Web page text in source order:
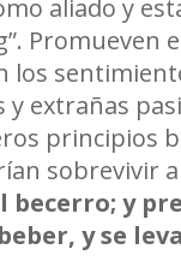
aliado y
Promueven
los
y extrañas
principios
sobrevivir
y
y se